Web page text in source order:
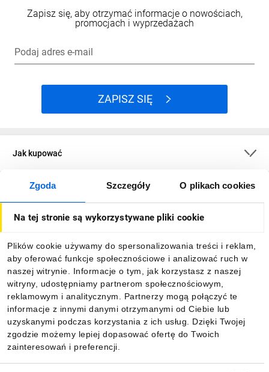
Zgoda Szczegóły O plikach cookies
Na tej stronie są wykorzystywane pliki cookie
Plików cookie używamy do spersonalizowania treści i reklam,
aby oferować funkcje społecznościowe i analizować ruch w
naszej witrynie. Informacje o tym, jak korzystasz z naszej
witryny, udostępniamy partnerom społecznościowym,
reklamowym i analitycznym. Partnerzy mogą połączyć te
informacje z innymi danymi otrzymanymi od Ciebie lub
uzyskanymi podczas korzystania z ich usług. Dzięki Twojej
zgodzie możemy lepiej dopasować ofertę do Twoich
zainteresowań i preferencji.
Zapisz się, aby otrzymać informacje o nowościach,
promocjach i wyprzedażach
Podaj adres e-mail
ZAPISZ SIĘ
Jak kupować
O firmie
Informacje
Pobierz naszą aplikację mobilną: